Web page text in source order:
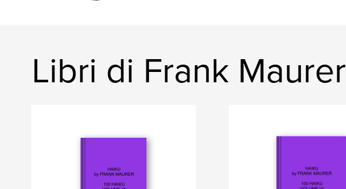
Libri di Frank Maurer